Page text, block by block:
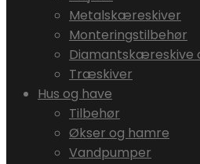
Metalskæreskiver
Monteringstilbehør
Diamantskæreskive
Træskiver
Hus og have
Tilbehør
Økser og hamre
Vandpumper